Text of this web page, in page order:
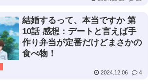
結婚するって、本当ですか 第
10話 感想：デートと言えば手
作り弁当が定番だけどまさかの
食べ物！
2024.12.06 4